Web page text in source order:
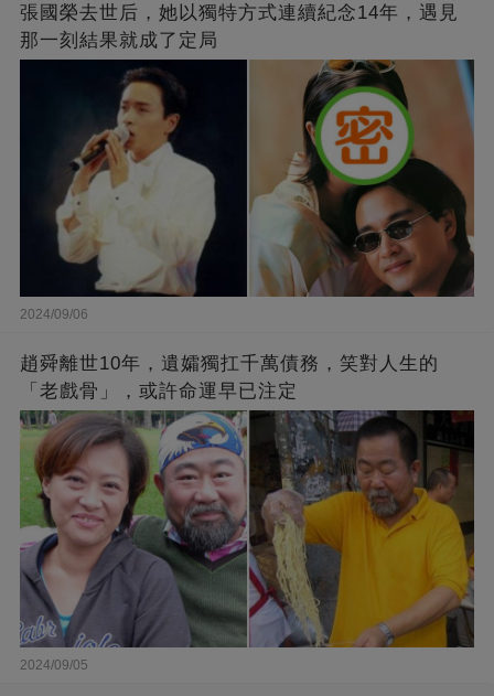
張國榮去世后，她以獨特方式連續紀念14年，遇見
那一刻結果就成了定局
2024/09/06
趙舜離世10年，遺孀獨扛千萬債務，笑對人生的
「老戲骨」，或許命運早已注定
2024/09/05